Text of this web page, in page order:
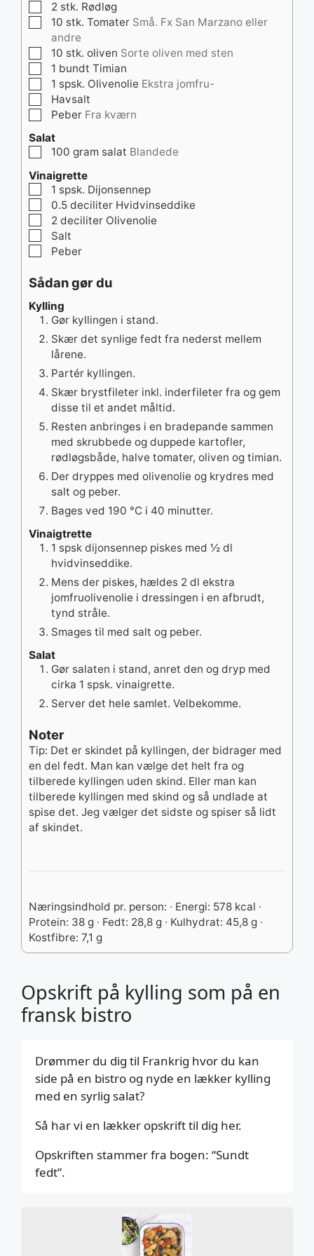
Opskrift på kylling som på en
fransk bistro
Drømmer du dig til Frankrig hvor du kan
side på en bistro og nyde en lækker kylling
med en syrlig salat?
Så har vi en lækker opskrift til dig her.
Opskriften stammer fra bogen: “Sundt
fedt”.
▢
2 stk. Rødløg
▢10 stk. Tomater Små. Fx San Marzano eller
andre
▢10 stk. oliven Sorte oliven med sten
▢1 bundt Timian
▢1 spsk. Olivenolie Ekstra jomfru-
▢
Havsalt
▢
Peber Fra kværn
Salat
▢100 gram salat Blandede
Vinaigrette
▢1 spsk. Dijonsennep
▢
0.5 deciliter Hvidvinseddike
▢
2 deciliter Olivenolie
▢
Salt
▢
Peber
Sådan gør du
Kylling
Gør kyllingen i stand.
Skær det synlige fedt fra nederst mellem
lårene.
Partér kyllingen.
Skær brystfileter inkl. inderfileter fra og gem
disse til et andet måltid.
Resten anbringes i en bradepande sammen
med skrubbede og duppede kartofler,
rødløgsbåde, halve tomater, oliven og timian.
Der dryppes med olivenolie og krydres med
salt og peber.
Bages ved 190 °C i 40 minutter.
Vinaigtrette
1 spsk dijonsennep piskes med ½ dl
hvidvinseddike.
Mens der piskes, hældes 2 dl ekstra
jomfruolivenolie i dressingen i en afbrudt,
tynd stråle.
Smages til med salt og peber.
Salat
Gør salaten i stand, anret den og dryp med
cirka 1 spsk. vinaigrette.
Server det hele samlet. Velbekomme.
Noter
Tip: Det er skindet på kyllingen, der bidrager med
en del fedt. Man kan vælge det helt fra og
tilberede kyllingen uden skind. Eller man kan
tilberede kyllingen med skind og så undlade at
spise det. Jeg vælger det sidste og spiser så lidt
af skindet.
Næringsindhold pr. person: ∙ Energi: 578 kcal ∙
Protein: 38 g ∙ Fedt: 28,8 g ∙ Kulhydrat: 45,8 g ∙
Kostfibre: 7,1 g